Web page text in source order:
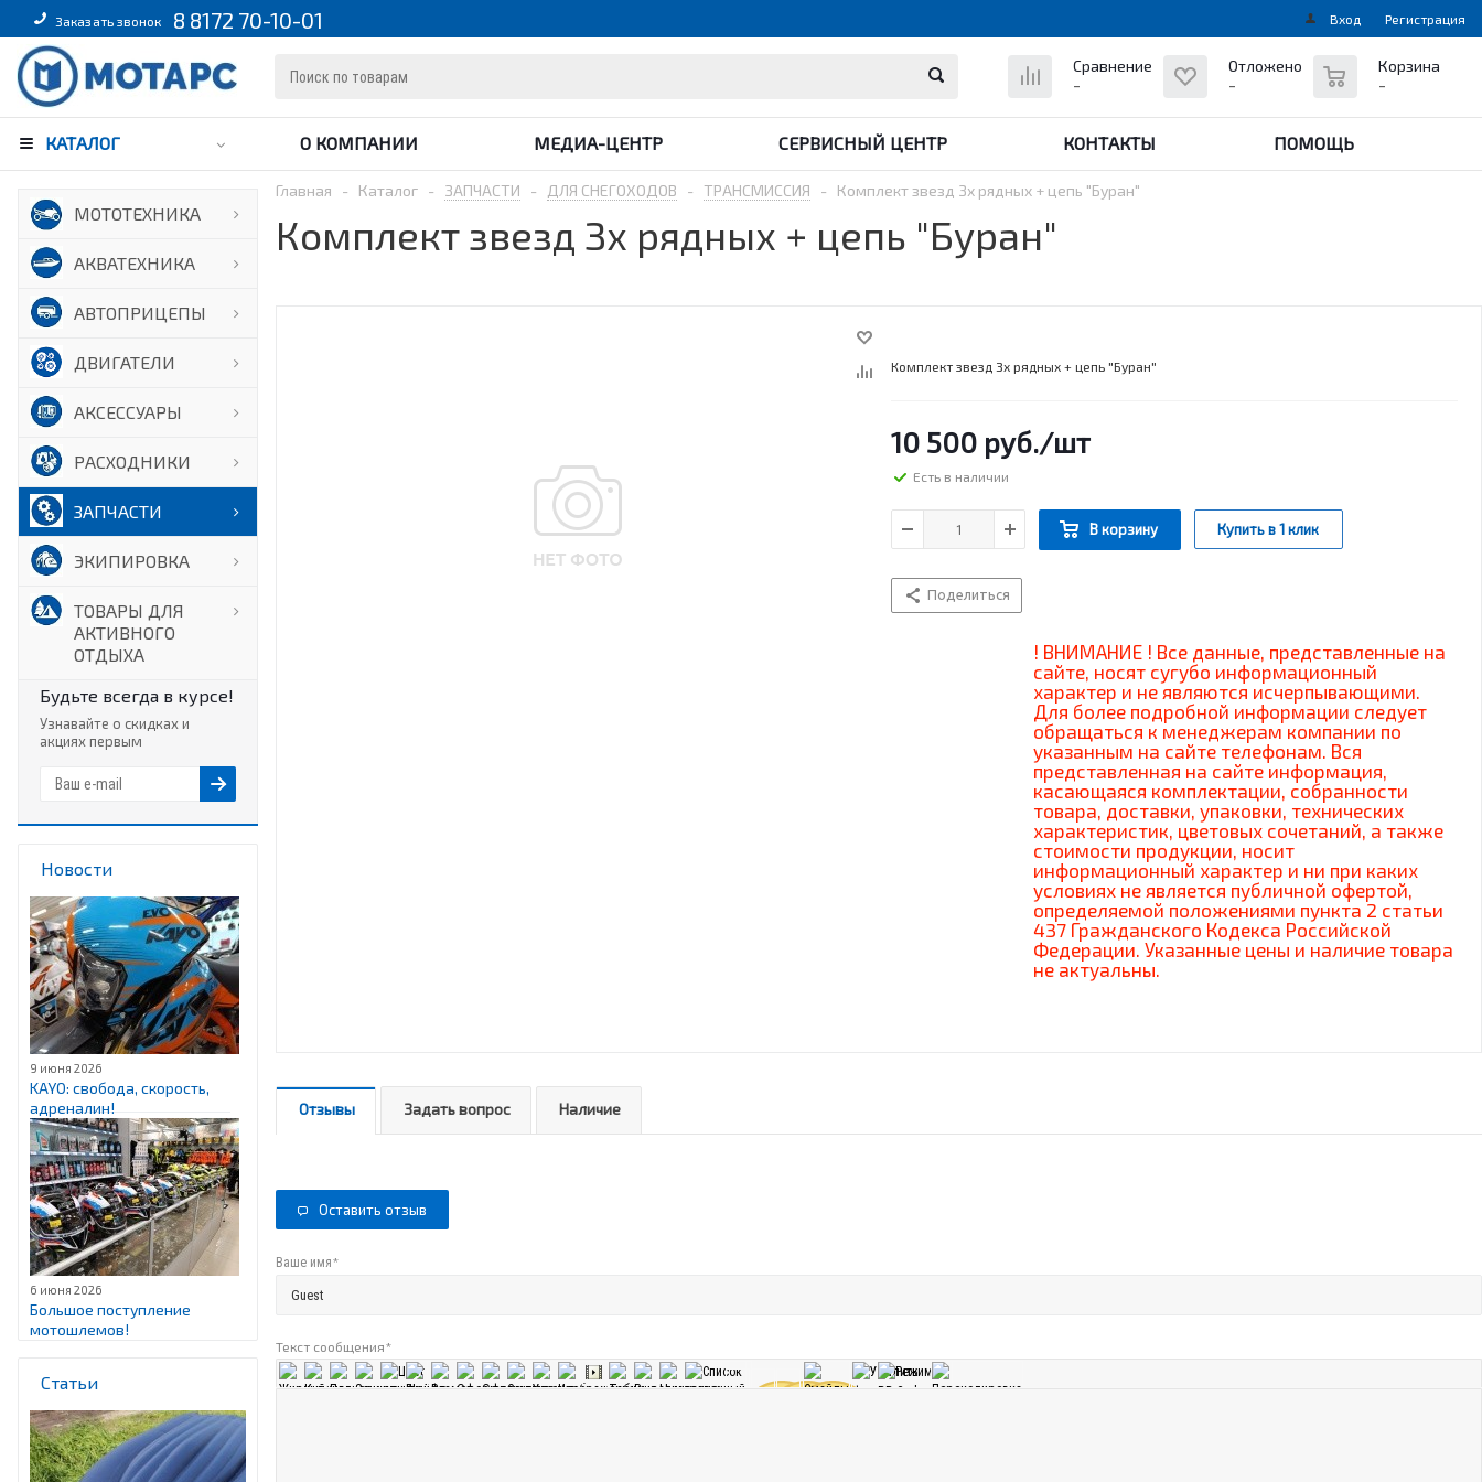
Заказать звонок 8 8172 70-10-01 Вход Регистрация
Сравнение
-
Отложено
-
Корзина
-
КАТАЛОГ О КОМПАНИИ МЕДИА-ЦЕНТР СЕРВИСНЫЙ ЦЕНТР КОНТАКТЫ ПОМОЩЬ
МОТОТЕХНИКА
АКВАТЕХНИКА
АВТОПРИЦЕПЫ
ДВИГАТЕЛИ
АКСЕССУАРЫ
РАСХОДНИКИ
ЗАПЧАСТИ
ЭКИПИРОВКА
ТОВАРЫ ДЛЯ
АКТИВНОГО
ОТДЫХА
Будьте всегда в курсе!
Узнавайте о скидках и
акциях первым
Новости
9 июня 2026
KAYO: свобода, скорость,
адреналин!
6 июня 2026
Большое поступление
мотошлемов!
Статьи
Главная - Каталог - ЗАПЧАСТИ - ДЛЯ СНЕГОХОДОВ - ТРАНСМИССИЯ - Комплект звезд Зх рядных + цепь "Буран"
Комплект звезд Зх рядных + цепь "Буран"
Комплект звезд Зх рядных + цепь "Буран"
10 500 руб./шт
Есть в наличии
В корзину Купить в 1 клик
Поделиться
! ВНИМАНИЕ ! Все данные, представленные на
сайте, носят сугубо информационный
характер и не являются исчерпывающими.
Для более подробной информации следует
обращаться к менеджерам компании по
указанным на сайте телефонам. Вся
представленная на сайте информация,
касающаяся комплектации, собранности
товара, доставки, упаковки, технических
характеристик, цветовых сочетаний, а также
стоимости продукции, носит
информационный характер и ни при каких
условиях не является публичной офертой,
определяемой положениями пункта 2 статьи
437 Гражданского Кодекса Российской
Федерации. Указанные цены и наличие товара
не актуальны.
Отзывы Задать вопрос Наличие
Оставить отзыв
Ваше имя*
Текст сообщения*